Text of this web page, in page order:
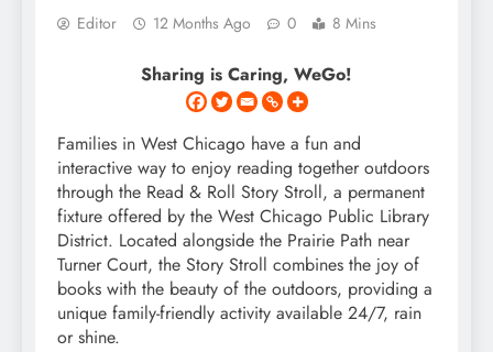
Editor 12 Months Ago 0 8 Mins
Sharing is Caring, WeGo!
Families in West Chicago have a fun and
interactive way to enjoy reading together outdoors
through the Read & Roll Story Stroll, a permanent
fixture offered by the West Chicago Public Library
District. Located alongside the Prairie Path near
Turner Court, the Story Stroll combines the joy of
books with the beauty of the outdoors, providing a
unique family-friendly activity available 24/7, rain
or shine.